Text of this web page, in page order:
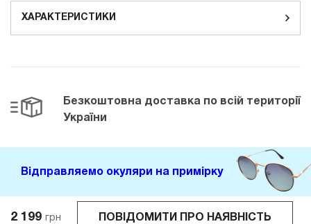
ХАРАКТЕРИСТИКИ
2 199 грн ПОВІДОМИТИ ПРО НАЯВНІСТЬ
Безкоштовна доставка по всій території
України
Відправляемо окуляри на примірку